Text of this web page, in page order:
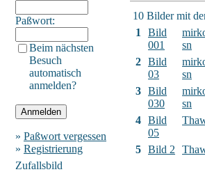
Paßwort:
Beim nächsten
Besuch
automatisch
anmelden?
» Paßwort vergessen
» Registrierung
Zufallsbild
10 Bilder mit
1
Bild
001
sn
2 Bild
03
sn
3 Bild
030
sn
4 Bild
05
5 Bild 2